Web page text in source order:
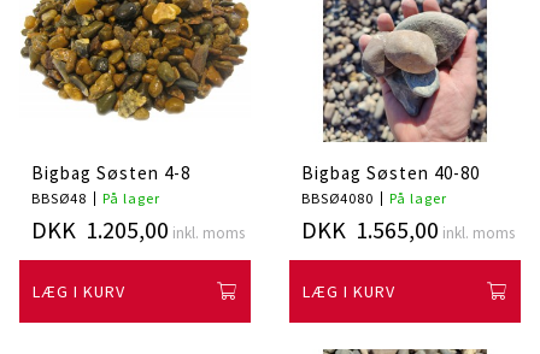
Bigbag Søsten 4-8
BBSØ48 På lager
DKK 1.205,00 inkl. moms
LÆG I KURV
Bigbag Søsten 40-80
BBSØ4080 På lager
DKK 1.565,00 inkl. moms
LÆG I KURV